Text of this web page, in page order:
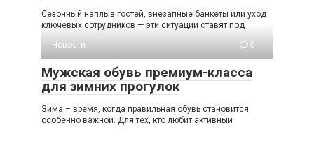
Сезонный наплыв гостей, внезапные банкеты или уход
ключевых сотрудников — эти ситуации ставят под
Новости
0
Мужская обувь премиум-класса
для зимних прогулок
Зима – время, когда правильная обувь становится
особенно важной. Для тех, кто любит активный